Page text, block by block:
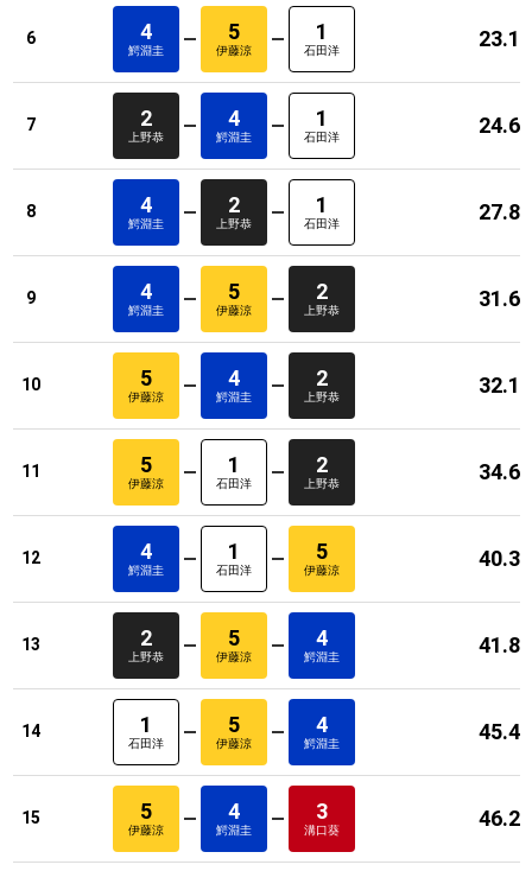
6 4
鰐淵圭
5
伊藤涼
1
石田洋 23.1
7 2
上野恭
4
鰐淵圭
1
石田洋 24.6
8 4
鰐淵圭
2
上野恭
1
石田洋 27.8
9 4
鰐淵圭
5
伊藤涼
2
上野恭 31.6
10 5
伊藤涼
4
鰐淵圭
2
上野恭 32.1
11 5
伊藤涼
1
石田洋
2
上野恭 34.6
12 4
鰐淵圭
1
石田洋
5
伊藤涼 40.3
13 2
上野恭
5
伊藤涼
4
鰐淵圭 41.8
14 1
石田洋
5
伊藤涼
4
鰐淵圭 45.4
15 5
伊藤涼
4
鰐淵圭
3
溝口葵 46.2